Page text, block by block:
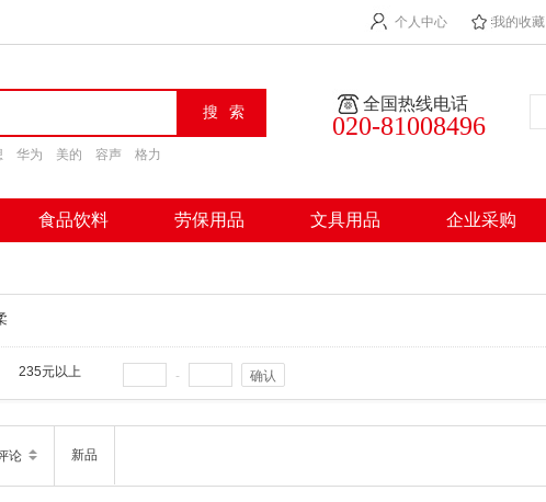
个人中心 我的收藏
华为 美的 容声 格力
全国热线电话
020-81008496
食品饮料 劳保用品 文具用品 企业采购
235元以上 - 确认
论 新品